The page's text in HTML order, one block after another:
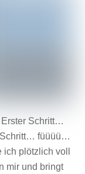
Schritt…
füüüü…
plötzlich voll
mir und bringt